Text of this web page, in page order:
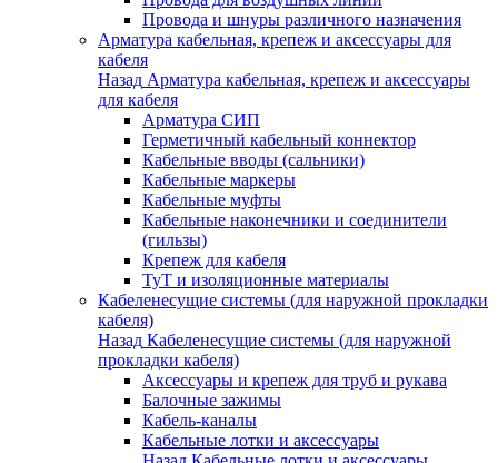
Провода и шнуры различного назначения
Арматура кабельная, крепеж и аксессуары для
кабеля
Назад Арматура кабельная, крепеж и аксессуары
для кабеля
Арматура СИП
Герметичный кабельный коннектор
Кабельные вводы (сальники)
Кабельные маркеры
Кабельные муфты
Кабельные наконечники и соединители
(гильзы)
Крепеж для кабеля
ТуТ и изоляционные материалы
Кабеленесущие системы (для наружной прокладки
кабеля)
Назад Кабеленесущие системы (для наружной
прокладки кабеля)
Аксессуары и крепеж для труб и рукава
Балочные зажимы
Кабель-каналы
Кабельные лотки и аксессуары